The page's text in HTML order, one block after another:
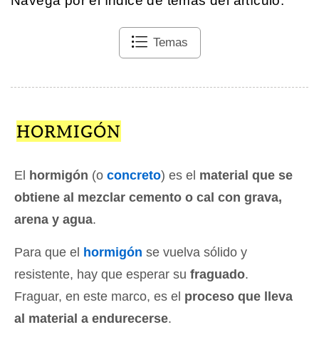
Temas
HORMIGÓN
El hormigón (o concreto) es el material que se
obtiene al mezclar cemento o cal con grava,
arena y agua.
Para que el hormigón se vuelva sólido y
resistente, hay que esperar su fraguado.
Fraguar, en este marco, es el proceso que lleva
al material a endurecerse.